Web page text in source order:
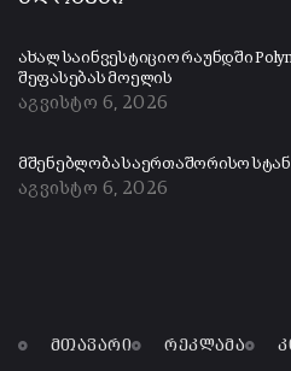
ახალ საინვესტიციო რაუნდში
შეფასებას მოელის
აგვისტო 6, 2026
მშენებლობა საერთაშორისო
აგვისტო 6, 2026
მთავარი რეკლამა